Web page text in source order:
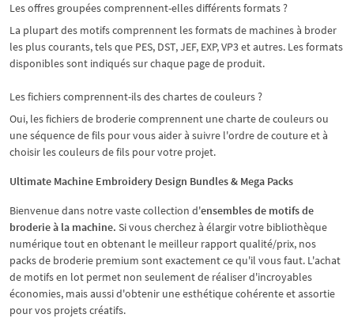
Les offres groupées comprennent-elles différents formats ?
La plupart des motifs comprennent les formats de machines à broder
les plus courants, tels que PES, DST, JEF, EXP, VP3 et autres. Les formats
disponibles sont indiqués sur chaque page de produit.
Les fichiers comprennent-ils des chartes de couleurs ?
Oui, les fichiers de broderie comprennent une charte de couleurs ou
une séquence de fils pour vous aider à suivre l'ordre de couture et à
choisir les couleurs de fils pour votre projet.
Ultimate Machine Embroidery Design Bundles & Mega Packs
Bienvenue dans notre vaste collection d'ensembles de motifs de
broderie à la machine. Si vous cherchez à élargir votre bibliothèque
numérique tout en obtenant le meilleur rapport qualité/prix, nos
packs de broderie premium sont exactement ce qu'il vous faut. L'achat
de motifs en lot permet non seulement de réaliser d'incroyables
économies, mais aussi d'obtenir une esthétique cohérente et assortie
pour vos projets créatifs.